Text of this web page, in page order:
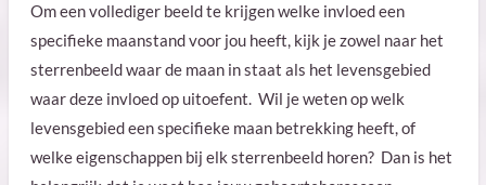
Om een vollediger beeld te krijgen welke invloed een
specifieke maanstand voor jou heeft, kijk je zowel naar het
sterrenbeeld waar de maan in staat als het levensgebied
waar deze invloed op uitoefent. Wil je weten op welk
levensgebied een specifieke maan betrekking heeft, of
welke eigenschappen bij elk sterrenbeeld horen? Dan is het